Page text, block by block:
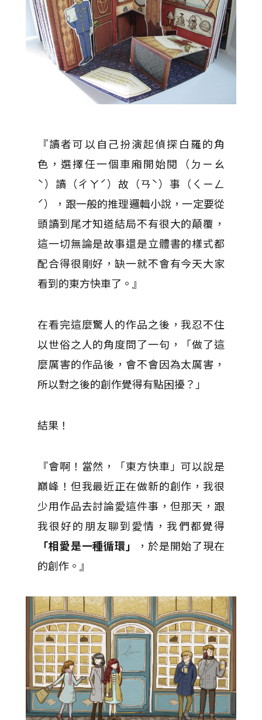
『讀者可以自己扮演起偵探白羅的角
色，選擇任一個車廂開始閱（ㄉㄧㄠ
ˋ）讀（ㄔㄚˊ）故（ㄢˋ）事（ㄑㄧㄥ
ˊ），跟一般的推理邏輯小說，一定要從
頭讀到尾才知道結局不有很大的顛覆，
這一切無論是故事還是立體書的樣式都
配合得很剛好，缺一就不會有今天大家
看到的東方快車了。』
在看完這麼驚人的作品之後，我忍不住
以世俗之人的角度問了一句，「做了這
麼厲害的作品後，會不會因為太厲害，
所以對之後的創作覺得有點困擾？」
結果！
『會啊！當然，「東方快車」可以說是
巔峰！但我最近正在做新的創作，我很
少用作品去討論愛這件事，但那天，跟
我很好的朋友聊到愛情，我們都覺得
「相愛是一種循環」
，於是開始了現在
的創作。』